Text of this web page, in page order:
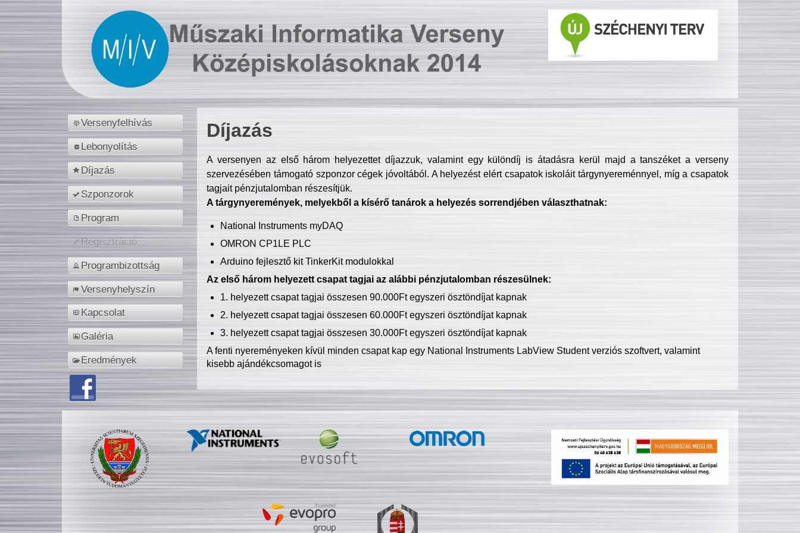
Versenyfelhívás
Lebonyolítás
Díjazás
Szponzorok
Program
Regisztráció
Programbizottság
Versenyhelyszín
Kapcsolat
Galéria
Eredmények
Díjazás
A versenyen az első három helyezettet díjazzuk, valamint egy különdíj is átadásra kerül majd a tanszéket a verseny
szervezésében támogató szponzor cégek jóvoltából. A helyezést elért csapatok iskoláit tárgynyereménnyel, míg a csapatok
tagjait pénzjutalomban részesítjük.
A tárgynyeremények, melyekből a kísérő tanárok a helyezés sorrendjében választhatnak:
National Instruments myDAQ
OMRON CP1LE PLC
Arduino fejlesztő kit TinkerKit modulokkal
Az első három helyezett csapat tagjai az alábbi pénzjutalomban részesülnek:
1. helyezett csapat tagjai összesen 90.000Ft egyszeri ösztöndíjat kapnak
2. helyezett csapat tagjai összesen 60.000Ft egyszeri ösztöndíjat kapnak
3. helyezett csapat tagjai összesen 30.000Ft egyszeri ösztöndíjat kapnak
A fenti nyereményeken kívül minden csapat kap egy National Instruments LabView Student verziós szoftvert, valamint
kisebb ajándékcsomagot is